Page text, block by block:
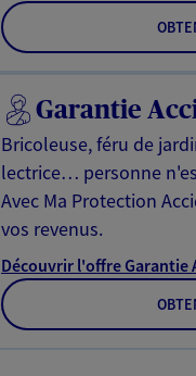
Garantie
Bricoleuse, féru de
lectrice… personne
Avec Ma Protection
vos revenus.
Découvrir l'offre Garantie